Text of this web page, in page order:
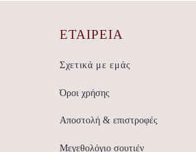
ΕΤΑΙΡΕΊΑ
Σχετικά με εμάς
Όροι χρήσης
Αποστολή & επιστροφές
Μεγεθολόγιο σουτιέν